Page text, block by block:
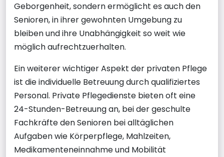
Geborgenheit, sondern ermöglicht es auch den
Senioren, in ihrer gewohnten Umgebung zu
bleiben und ihre Unabhängigkeit so weit wie
möglich aufrechtzuerhalten.
Ein weiterer wichtiger Aspekt der privaten Pflege
ist die individuelle Betreuung durch qualifiziertes
Personal. Private Pflegedienste bieten oft eine
24-Stunden-Betreuung an, bei der geschulte
Fachkräfte den Senioren bei alltäglichen
Aufgaben wie Körperpflege, Mahlzeiten,
Medikamenteneinnahme und Mobilität